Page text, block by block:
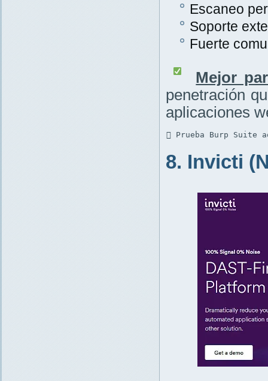
Escaneo
Soporte
Fuerte
Mejor
penetración
aplicaciones
 Prueba Burp Suite
8. Invicti